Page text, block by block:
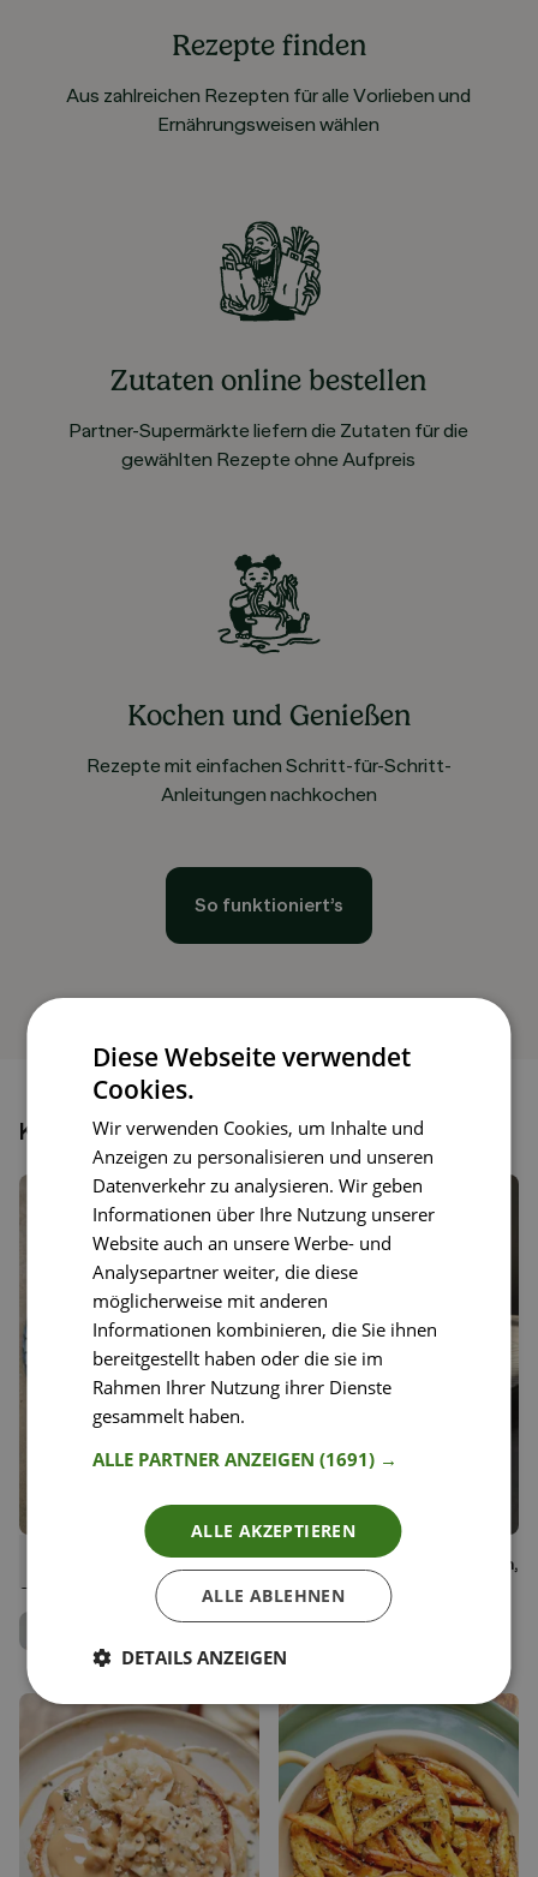
Rezepte finden
Aus zahlreichen Rezepten für alle Vorlieben und
Ernährungsweisen wählen
Zutaten online bestellen
Partner-Supermärkte liefern die Zutaten für die
gewählten Rezepte ohne Aufpreis
Kochen und Genießen
Rezepte mit einfachen Schritt-für-Schritt-
Anleitungen nachkochen
So funktioniert’s
Könnte dir auch gefallen
Speichern
One Pan Frühstücks-
72
Liken
Speichern
Buttermilch Pancakes (vegan,
Antje Seebach
Diese Webseite verwendet
Cookies.
Wir verwenden Cookies, um Inhalte und
Anzeigen zu personalisieren und unseren
Datenverkehr zu analysieren. Wir geben
Informationen über Ihre Nutzung unserer
Website auch an unsere Werbe- und
Analysepartner weiter, die diese
möglicherweise mit anderen
Informationen kombinieren, die Sie ihnen
bereitgestellt haben oder die sie im
Rahmen Ihrer Nutzung ihrer Dienste
gesammelt haben.
ALLE PARTNER ANZEIGEN(1691) →
ALLE AKZEPTIEREN
ALLE ABLEHNEN
DETAILS ANZEIGEN